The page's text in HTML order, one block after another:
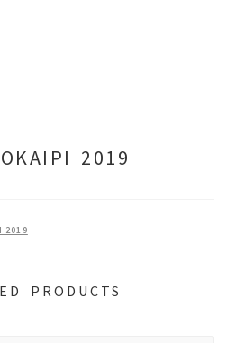
2019
2019
PRODUCTS